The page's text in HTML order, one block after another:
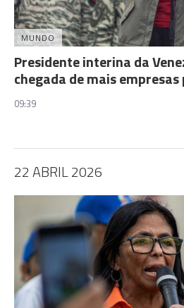
MUNDO
Presidente interina da
chegada de mais
09:39
22 ABRIL 2026